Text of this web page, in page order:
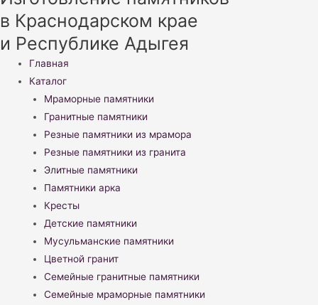
в Краснодарском крае
и Республике Адыгея
Меню
Главная
Каталог
Мраморные памятники
Гранитные памятники
Резные памятники из мрамора
Резные памятники из гранита
Элитные памятники
Памятники арка
Кресты
Детские памятники
Мусульманские памятники
Цветной гранит
Семейные гранитные памятники
Семейные мраморные памятники